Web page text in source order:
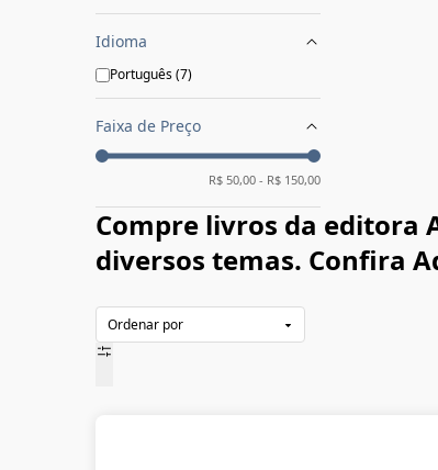
Idioma
Português(7)
Faixa de Preço
R$ 50,00 - R$ 150,00
Compre livros da editora
diversos temas. Confira